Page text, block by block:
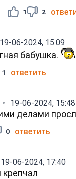
1 2
19-06-2024, 15:09
бабушка.
1 ответить
19-06-2024, 15:48
делами
0 ответить
19-06-2024, 17:40